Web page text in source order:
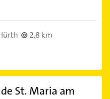
2,8 km
St. Maria am